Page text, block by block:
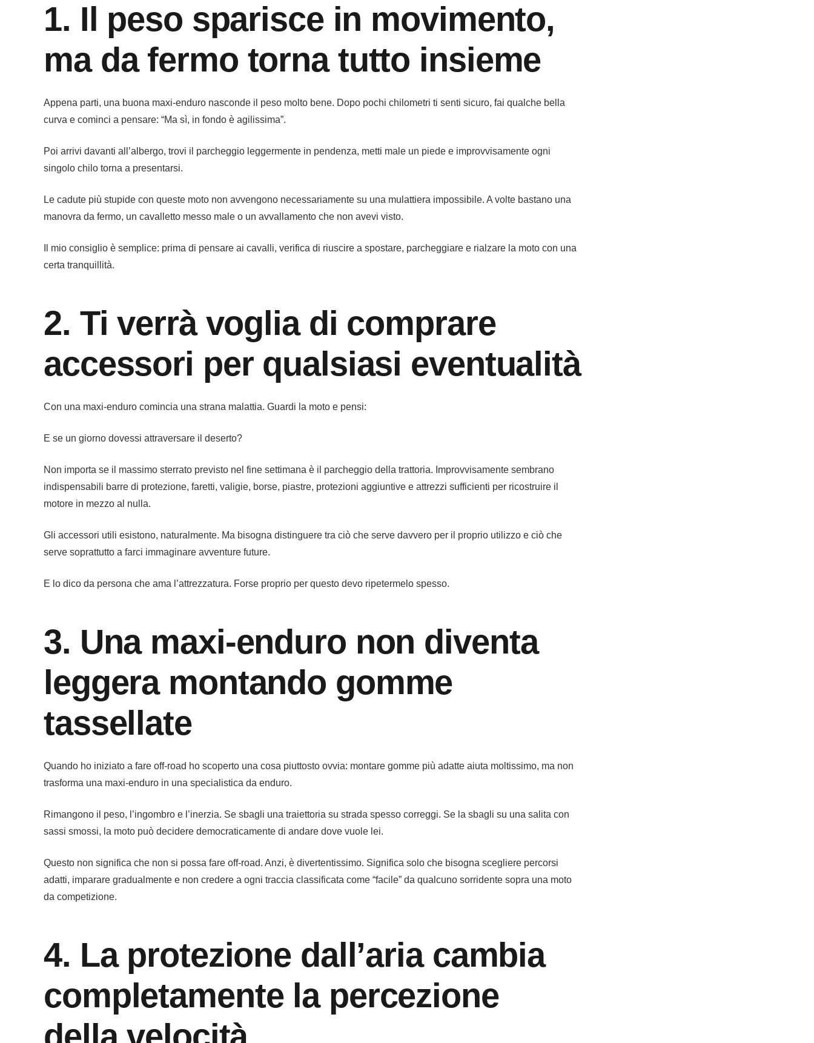
1. Il peso sparisce in movimento,
ma da fermo torna tutto insieme
Appena parti, una buona maxi-enduro nasconde il peso molto bene. Dopo pochi chilometri ti senti sicuro, fai qualche bella
curva e cominci a pensare: “Ma sì, in fondo è agilissima”.
Poi arrivi davanti all’albergo, trovi il parcheggio leggermente in pendenza, metti male un piede e improvvisamente ogni
singolo chilo torna a presentarsi.
Le cadute più stupide con queste moto non avvengono necessariamente su una mulattiera impossibile. A volte bastano una
manovra da fermo, un cavalletto messo male o un avvallamento che non avevi visto.
Il mio consiglio è semplice: prima di pensare ai cavalli, verifica di riuscire a spostare, parcheggiare e rialzare la moto con una
certa tranquillità.
2. Ti verrà voglia di comprare
accessori per qualsiasi eventualità
Con una maxi-enduro comincia una strana malattia. Guardi la moto e pensi:
E se un giorno dovessi attraversare il deserto?
Non importa se il massimo sterrato previsto nel fine settimana è il parcheggio della trattoria. Improvvisamente sembrano
indispensabili barre di protezione, faretti, valigie, borse, piastre, protezioni aggiuntive e attrezzi sufficienti per ricostruire il
motore in mezzo al nulla.
Gli accessori utili esistono, naturalmente. Ma bisogna distinguere tra ciò che serve davvero per il proprio utilizzo e ciò che
serve soprattutto a farci immaginare avventure future.
E lo dico da persona che ama l’attrezzatura. Forse proprio per questo devo ripetermelo spesso.
3. Una maxi-enduro non diventa
leggera montando gomme
tassellate
Quando ho iniziato a fare off-road ho scoperto una cosa piuttosto ovvia: montare gomme più adatte aiuta moltissimo, ma non
trasforma una maxi-enduro in una specialistica da enduro.
Rimangono il peso, l’ingombro e l’inerzia. Se sbagli una traiettoria su strada spesso correggi. Se la sbagli su una salita con
sassi smossi, la moto può decidere democraticamente di andare dove vuole lei.
Questo non significa che non si possa fare off-road. Anzi, è divertentissimo. Significa solo che bisogna scegliere percorsi
adatti, imparare gradualmente e non credere a ogni traccia classificata come “facile” da qualcuno sorridente sopra una moto
da competizione.
4. La protezione dall’aria cambia
completamente la percezione